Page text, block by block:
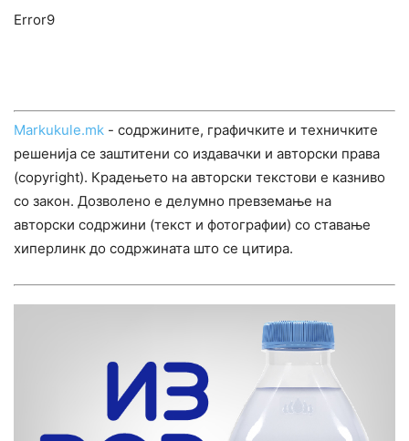
Error9
Markukule.mk - содржините, графичките и техничките
решенија се заштитени со издавачки и авторски права
(copyright). Крадењето на авторски текстови е казниво
со закон. Дозволено е делумно превземање на
авторски содржини (текст и фотографии) со ставање
хиперлинк до содржината што се цитира.